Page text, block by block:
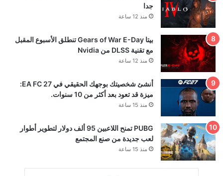
جدا
منذ 12 ساعة
بيتا Gears of War E-Day تنطلق الأسبوع المقبل
مع تقنية DLSS من Nvidia
منذ 12 ساعة
أنشئ شخصيتك بوجهك الحقيقي في EA FC 27:
ميزة قد تعود بعد أكثر من 10 سنوات.
منذ 15 ساعة
PUBG تمنح اللاعبين 95 ألف دولار لتطوير أطوار
لعب جديدة من صنع المجتمع
منذ 15 ساعة